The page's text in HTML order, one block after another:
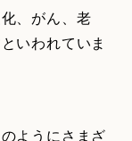
、がん、老
いわれていま
ようにさまざ